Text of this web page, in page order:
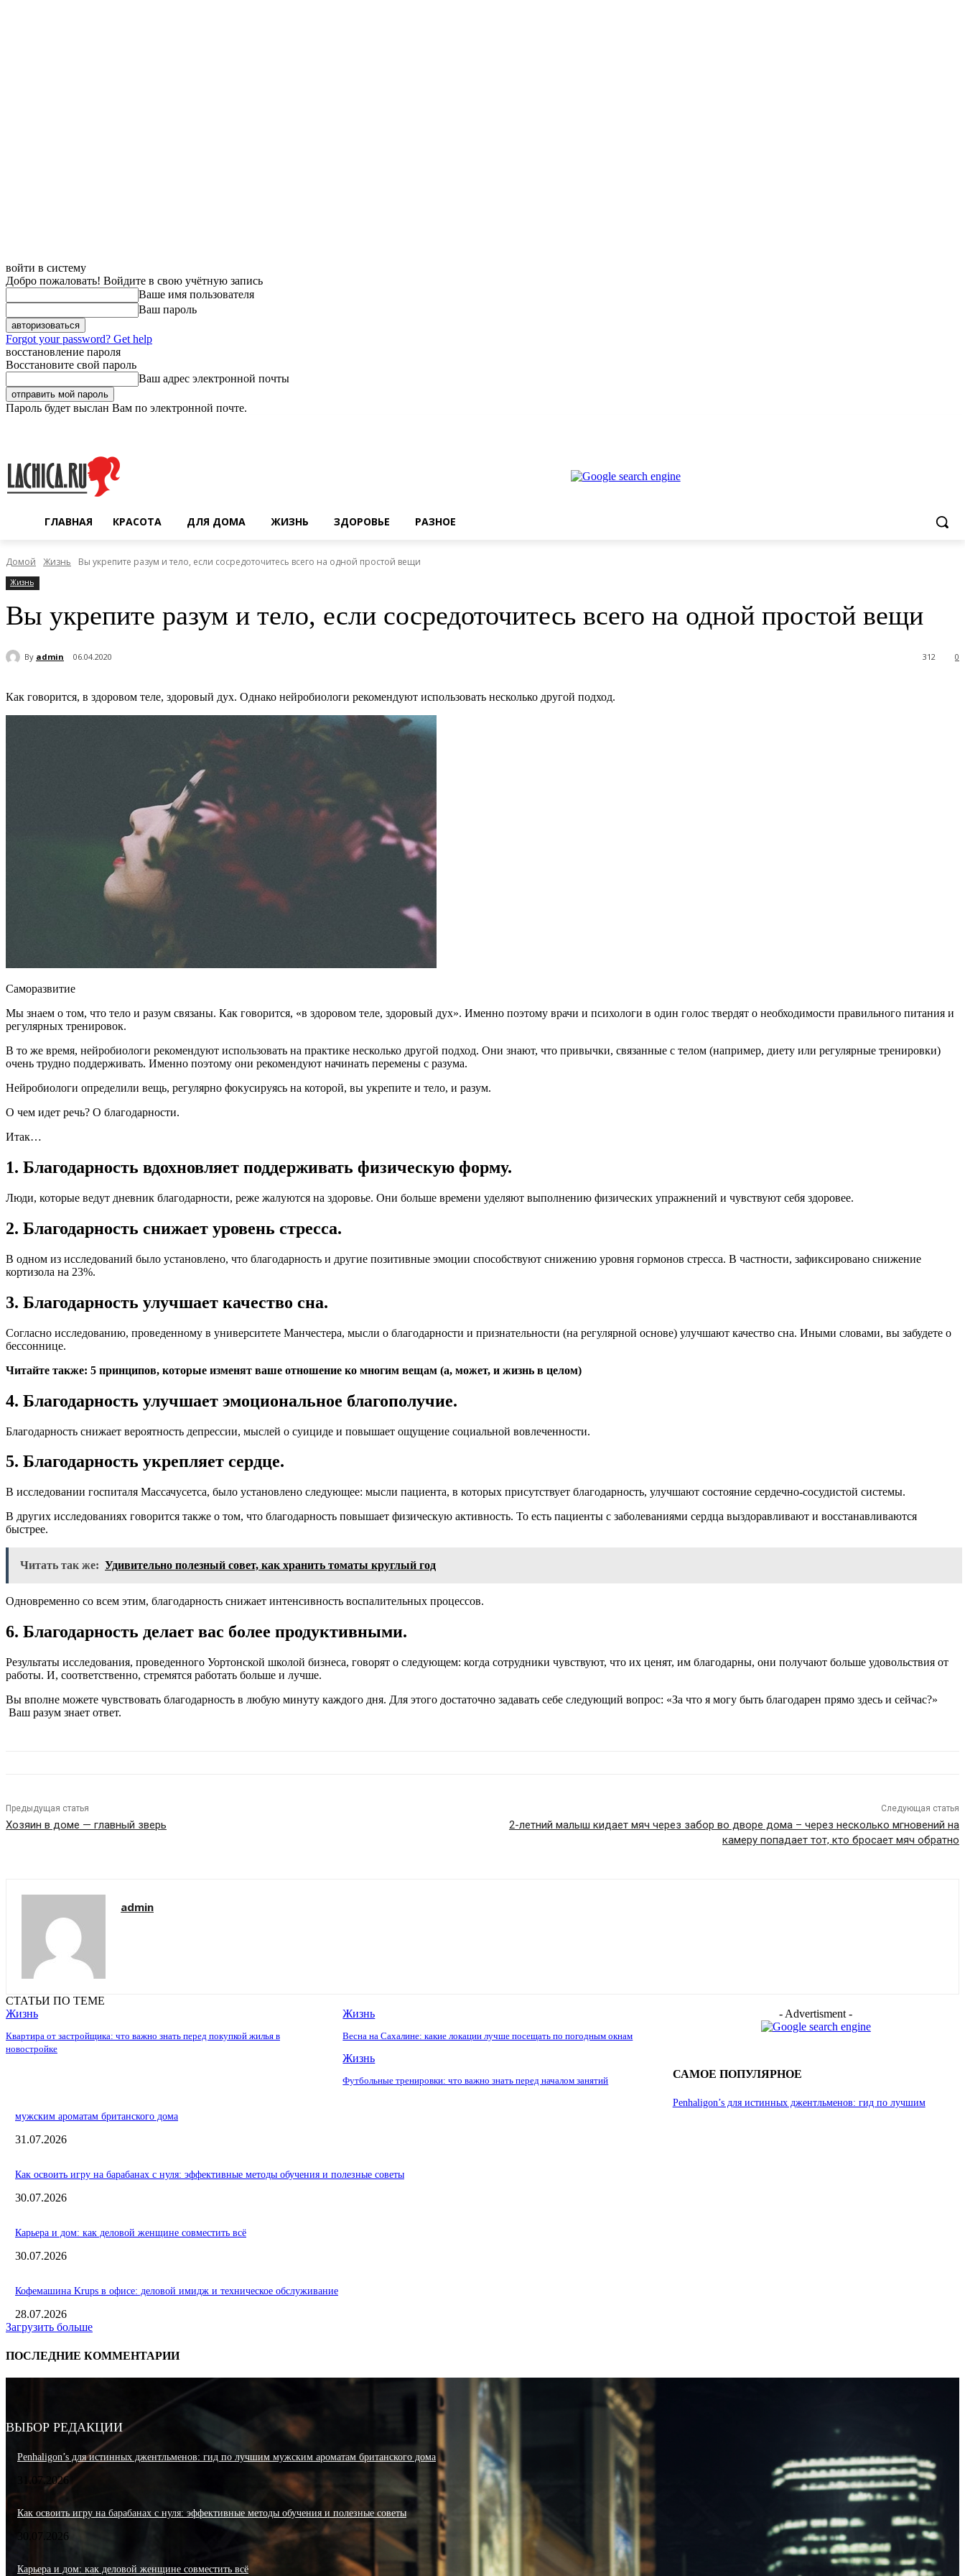
войти в систему
Добро пожаловать! Войдите в свою учётную запись
Ваше имя пользователя
Ваш пароль
Forgot your password? Get help
восстановление пароля
Восстановите свой пароль
Ваш адрес электронной почты
Пароль будет выслан Вам по электронной почте.
ГЛАВНАЯ КРАСОТА ДЛЯ ДОМА ЖИЗНЬ ЗДОРОВЬЕ РАЗНОЕ
Домой Жизнь Вы укрепите разум и тело, если сосредоточитесь всего на одной простой вещи
Жизнь
Вы укрепите разум и тело, если сосредоточитесь всего на одной простой вещи
By admin 06.04.2020 0
312
Как говорится, в здоровом теле, здоровый дух. Однако нейробиологи рекомендуют использовать несколько другой подход.
Саморазвитие
Мы знаем о том, что тело и разум связаны. Как говорится, «в здоровом теле, здоровый дух». Именно поэтому врачи и психологи в один голос твердят о необходимости правильного питания и
регулярных тренировок.
В то же время, нейробиологи рекомендуют использовать на практике несколько другой подход. Они знают, что привычки, связанные с телом (например, диету или регулярные тренировки)
очень трудно поддерживать. Именно поэтому они рекомендуют начинать перемены с разума.
Нейробиологи определили вещь, регулярно фокусируясь на которой, вы укрепите и тело, и разум.
О чем идет речь? О благодарности.
Итак…
1. Благодарность вдохновляет поддерживать физическую форму.
Люди, которые ведут дневник благодарности, реже жалуются на здоровье. Они больше времени уделяют выполнению физических упражнений и чувствуют себя здоровее.
2. Благодарность снижает уровень стресса.
В одном из исследований было установлено, что благодарность и другие позитивные эмоции способствуют снижению уровня гормонов стресса. В частности, зафиксировано снижение
кортизола на 23%.
3. Благодарность улучшает качество сна.
Согласно исследованию, проведенному в университете Манчестера, мысли о благодарности и признательности (на регулярной основе) улучшают качество сна. Иными словами, вы забудете о
бессоннице.
Читайте также: 5 принципов, которые изменят ваше отношение ко многим вещам (а, может, и жизнь в целом)
4. Благодарность улучшает эмоциональное благополучие.
Благодарность снижает вероятность депрессии, мыслей о суициде и повышает ощущение социальной вовлеченности.
5. Благодарность укрепляет сердце.
В исследовании госпиталя Массачусетса, было установлено следующее: мысли пациента, в которых присутствует благодарность, улучшают состояние сердечно-сосудистой системы.
В других исследованиях говорится также о том, что благодарность повышает физическую активность. То есть пациенты с заболеваниями сердца выздоравливают и восстанавливаются
быстрее.
Читать так же: Удивительно полезный совет, как хранить томаты круглый год
Одновременно со всем этим, благодарность снижает интенсивность воспалительных процессов.
6. Благодарность делает вас более продуктивными.
Результаты исследования, проведенного Уортонской школой бизнеса, говорят о следующем: когда сотрудники чувствуют, что их ценят, им благодарны, они получают больше удовольствия от
работы. И, соответственно, стремятся работать больше и лучше.
Вы вполне можете чувствовать благодарность в любую минуту каждого дня. Для этого достаточно задавать себе следующий вопрос: «За что я могу быть благодарен прямо здесь и сейчас?»
Ваш разум знает ответ.
Предыдущая статья
Хозяин в доме — главный зверь
Следующая статья
2-летний малыш кидает мяч через забор во дворе дома – через несколько мгновений на
камеру попадает тот, кто бросает мяч обратно
admin
СТАТЬИ ПО ТЕМЕ
Жизнь
Квартира от застройщика: что важно знать перед покупкой жилья в
новостройке
Жизнь
Весна на Сахалине: какие локации лучше посещать по погодным окнам
Жизнь
Футбольные тренировки: что важно знать перед началом занятий
- Advertisment -
САМОЕ ПОПУЛЯРНОЕ
Penhaligon’s для истинных джентльменов: гид по лучшим
мужским ароматам британского дома
31.07.2026
Как освоить игру на барабанах с нуля: эффективные методы обучения и полезные советы
30.07.2026
Карьера и дом: как деловой женщине совместить всё
30.07.2026
Кофемашина Krups в офисе: деловой имидж и техническое обслуживание
28.07.2026
Загрузить больше
ПОСЛЕДНИЕ КОММЕНТАРИИ
ВЫБОР РЕДАКЦИИ
Penhaligon’s для истинных джентльменов: гид по лучшим мужским ароматам британского дома
31.07.2026
Как освоить игру на барабанах с нуля: эффективные методы обучения и полезные советы
30.07.2026
Карьера и дом: как деловой женщине совместить всё